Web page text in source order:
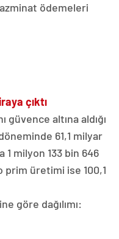
ödemeleri
çıktı
güvence altına aldığı
61,1 milyar
1 milyon 133 bin 646
prim üretimi ise 100,1
göre dağılımı: